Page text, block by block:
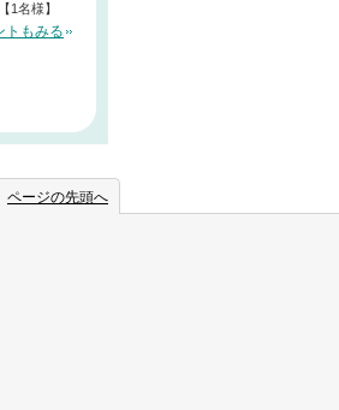
1名様】
トもみる
ページの先頭へ